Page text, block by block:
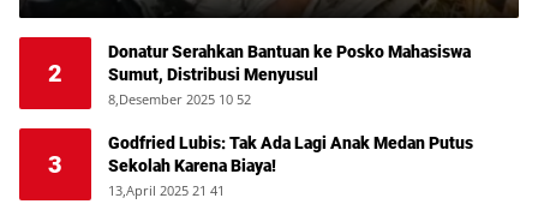
2
Donatur Serahkan Bantuan ke Posko Mahasiswa
Sumut, Distribusi Menyusul
8,Desember 2025 10 52
3
Godfried Lubis: Tak Ada Lagi Anak Medan Putus
Sekolah Karena Biaya!
13,April 2025 21 41